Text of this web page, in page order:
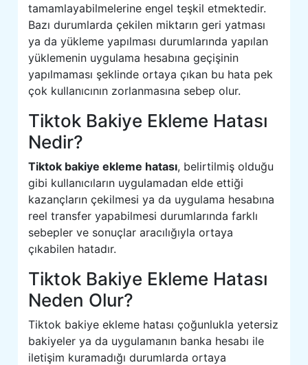
tamamlayabilmelerine engel teşkil etmektedir.
Bazı durumlarda çekilen miktarın geri yatması
ya da yükleme yapılması durumlarında yapılan
yüklemenin uygulama hesabına geçişinin
yapılmaması şeklinde ortaya çıkan bu hata pek
çok kullanıcının zorlanmasına sebep olur.
Tiktok Bakiye Ekleme Hatası
Nedir?
Tiktok bakiye ekleme hatası, belirtilmiş olduğu
gibi kullanıcıların uygulamadan elde ettiği
kazançların çekilmesi ya da uygulama hesabına
reel transfer yapabilmesi durumlarında farklı
sebepler ve sonuçlar aracılığıyla ortaya
çıkabilen hatadır.
Tiktok Bakiye Ekleme Hatası
Neden Olur?
Tiktok bakiye ekleme hatası çoğunlukla yetersiz
bakiyeler ya da uygulamanın banka hesabı ile
iletişim kuramadığı durumlarda ortaya